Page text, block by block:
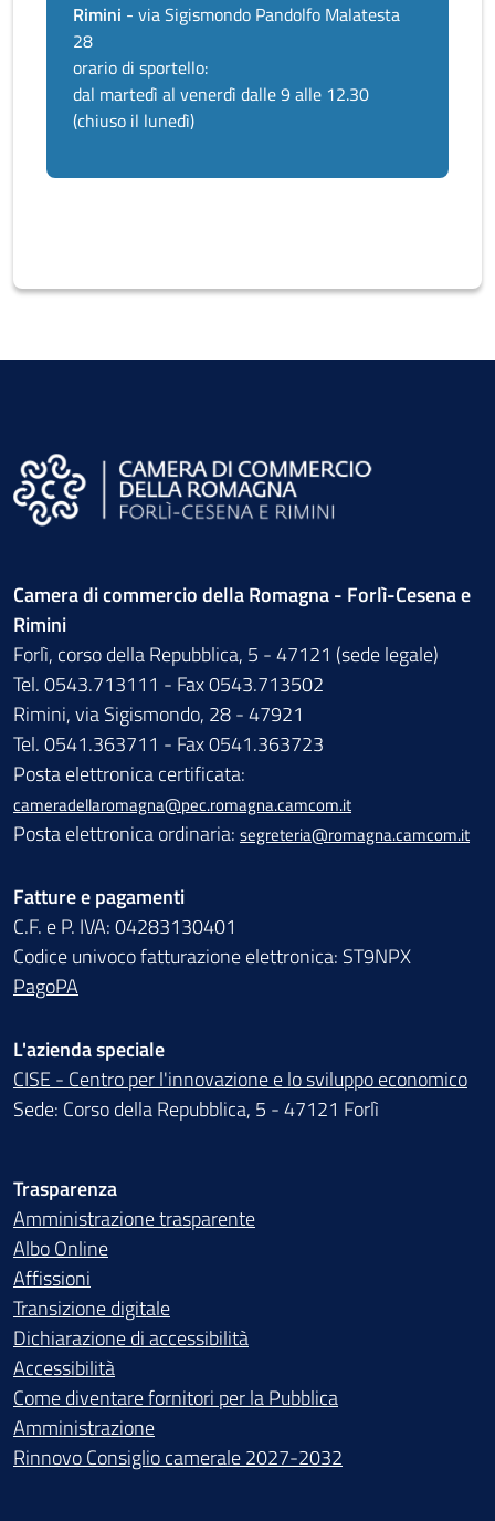
Rimini - via Sigismondo Pandolfo Malatesta
28
orario di sportello:
dal martedì al venerdì dalle 9 alle 12.30
(chiuso il lunedì)
Camera di commercio della Romagna - Forlì-Cesena e
Rimini
Forlì, corso della Repubblica, 5 - 47121 (sede legale)
Tel. 0543.713111 - Fax 0543.713502
Rimini, via Sigismondo, 28 - 47921
Tel. 0541.363711 - Fax 0541.363723
Posta elettronica certificata:
cameradellaromagna@pec.romagna.camcom.it
Posta elettronica ordinaria: segreteria@romagna.camcom.it
Fatture e pagamenti
C.F. e P. IVA: 04283130401
Codice univoco fatturazione elettronica: ST9NPX
PagoPA
L'azienda speciale
CISE - Centro per l'innovazione e lo sviluppo economico
Sede: Corso della Repubblica, 5 - 47121 Forlì
Trasparenza
Amministrazione trasparente
Albo Online
Affissioni
Transizione digitale
Dichiarazione di accessibilità
Accessibilità
Come diventare fornitori per la Pubblica
Amministrazione
Rinnovo Consiglio camerale 2027-2032